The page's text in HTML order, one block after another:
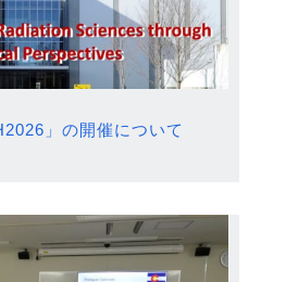
」の開催について